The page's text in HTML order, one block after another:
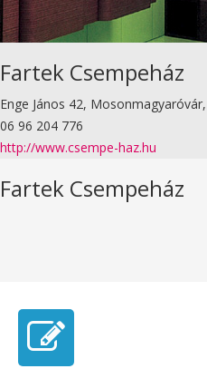
Fartek Csempeház
Enge János 42,
06 96 204 776
http://www.csempe-haz.hu
Fartek Csempeház